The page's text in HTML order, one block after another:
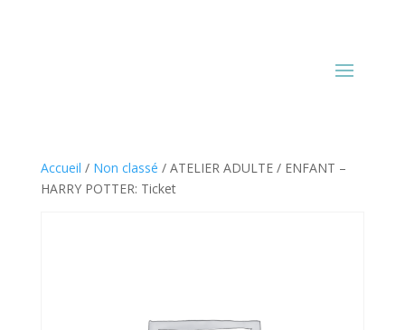
Accueil / Non classé / ATELIER ADULTE / ENFANT –
HARRY POTTER: Ticket